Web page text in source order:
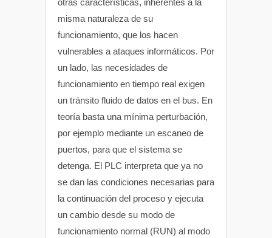
misma naturaleza de su
funcionamiento, que los hacen
vulnerables a ataques informáticos. Por
un lado, las necesidades de
funcionamiento en tiempo real exigen
un tránsito fluido de datos en el bus. En
teoría basta una mínima perturbación,
por ejemplo mediante un escaneo de
puertos, para que el sistema se
detenga. El PLC interpreta que ya no
se dan las condiciones necesarias para
la continuación del proceso y ejecuta
un cambio desde su modo de
funcionamiento normal (RUN) al modo